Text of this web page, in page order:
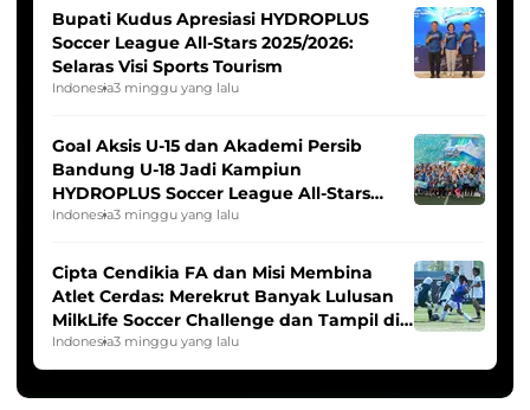
Bupati Kudus Apresiasi HYDROPLUS
Soccer League All-Stars 2025/2026:
Selaras Visi Sports Tourism
Indonesia3 minggu yang lalu
Goal Aksis U-15 dan Akademi Persib
Bandung U-18 Jadi Kampiun
HYDROPLUS Soccer League All-Stars
2025/2026
Indonesia3 minggu yang lalu
Cipta Cendikia FA dan Misi Membina
Atlet Cerdas: Merekrut Banyak Lulusan
MilkLife Soccer Challenge dan Tampil di
HYDROPLUS Soccer League
Indonesia3 minggu yang lalu